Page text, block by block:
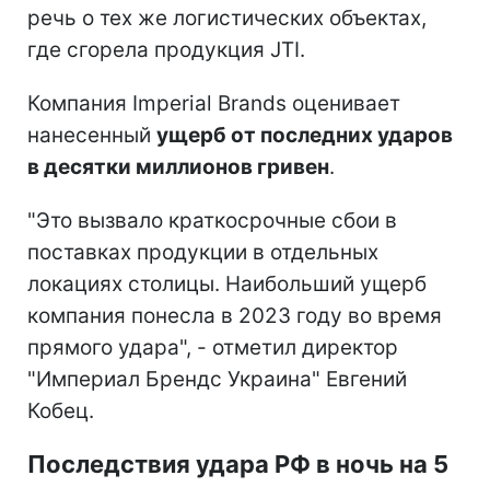
речь о тех же логистических объектах,
где сгорела продукция JTI.
Компания Imperial Brands оценивает
нанесенный ущерб от последних ударов
в десятки миллионов гривен.
"Это вызвало краткосрочные сбои в
поставках продукции в отдельных
локациях столицы. Наибольший ущерб
компания понесла в 2023 году во время
прямого удара", - отметил директор
"Империал Брендс Украина" Евгений
Кобец.
Последствия удара РФ в ночь на 5